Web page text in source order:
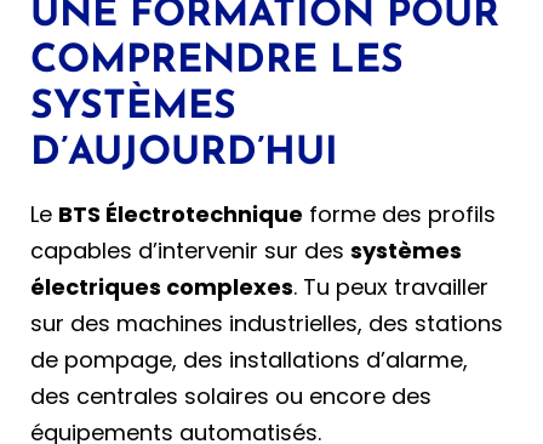
UNE FORMATION POUR
COMPRENDRE LES
SYSTÈMES
D’AUJOURD’HUI
Le BTS Électrotechnique forme des profils
capables d’intervenir sur des systèmes
électriques complexes. Tu peux travailler
sur des machines industrielles, des stations
de pompage, des installations d’alarme,
des centrales solaires ou encore des
équipements automatisés.